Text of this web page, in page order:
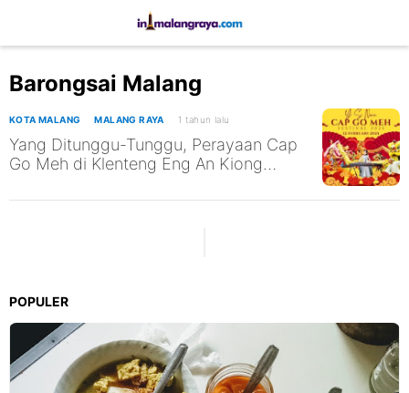
Barongsai Malang
KOTA MALANG MALANG RAYA 1 tahun lalu
Yang Ditunggu-Tunggu, Perayaan Cap
Go Meh di Klenteng Eng An Kiong
POPULER